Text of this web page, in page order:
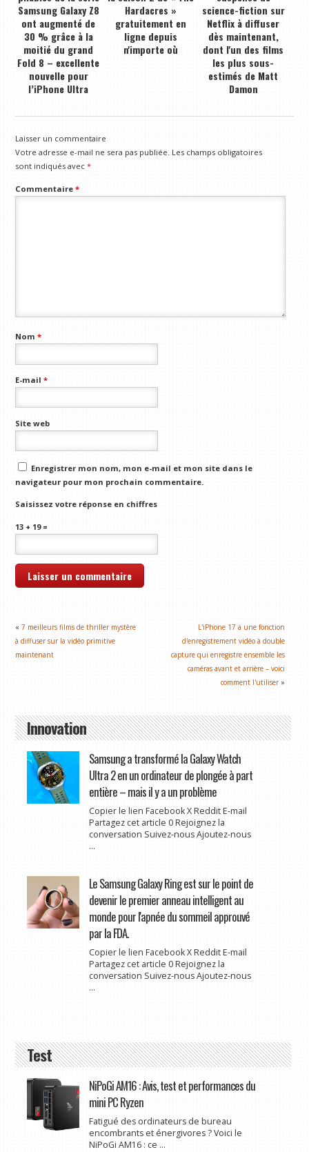
Samsung Galaxy Z8
ont augmenté de
30 % grâce à la
moitié du grand
Fold 8 – excellente
nouvelle pour
l’iPhone Ultra
Hardacres »
gratuitement en
ligne depuis
n'importe où
science-fiction sur
Netflix à diffuser
dès maintenant,
dont l'un des films
les plus sous-
estimés de Matt
Damon
Laisser un commentaire
Votre adresse e-mail ne sera pas publiée. Les champs obligatoires
sont indiqués avec*
Commentaire*
Nom*
E-mail*
Site web
Enregistrer mon nom, mon e-mail et mon site dans le
navigateur pour mon prochain commentaire.
Saisissez votre réponse en chiffres
13 + 19 =
«7 meilleurs films de thriller mystère
à diffuser sur la vidéo primitive
maintenant
L'iPhone 17 a une fonction
d'enregistrement vidéo à double
capture qui enregistre ensemble les
caméras avant et arrière – voici
comment l'utiliser »
Innovation
Samsung a transformé la Galaxy Watch
Ultra 2 en un ordinateur de plongée à part
entière – mais il y a un problème
Copier le lien Facebook X Reddit E-mail
Partagez cet article 0 Rejoignez la
conversation Suivez-nous Ajoutez-nous
...
Le Samsung Galaxy Ring est sur le point de
devenir le premier anneau intelligent au
monde pour l'apnée du sommeil approuvé
par la FDA.
Copier le lien Facebook X Reddit E-mail
Partagez cet article 0 Rejoignez la
conversation Suivez-nous Ajoutez-nous
...
Test
NiPoGi AM16 : Avis, test et performances du
mini PC Ryzen
Fatigué des ordinateurs de bureau
encombrants et énergivores ? Voici le
NiPoGi AM16 : ce ...